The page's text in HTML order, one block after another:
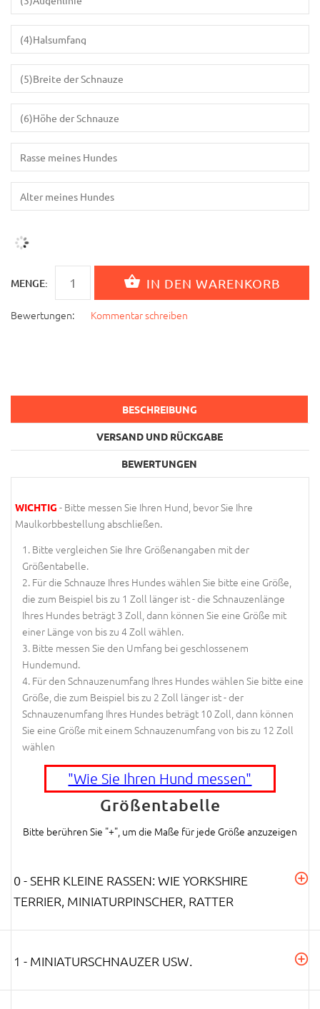
MENGE:
Bewertungen: Kommentar schreiben
BESCHREIBUNG
VERSAND UND RÜCKGABE
BEWERTUNGEN
WICHTIG - Bitte messen Sie Ihren Hund, bevor Sie Ihre
Maulkorbbestellung abschließen.
Bitte vergleichen Sie Ihre Größenangaben mit der
Größentabelle.
Für die Schnauze Ihres Hundes wählen Sie bitte eine Größe,
die zum Beispiel bis zu 1 Zoll länger ist - die Schnauzenlänge
Ihres Hundes beträgt 3 Zoll, dann können Sie eine Größe mit
einer Länge von bis zu 4 Zoll wählen.
Bitte messen Sie den Umfang bei geschlossenem
Hundemund.
Für den Schnauzenumfang Ihres Hundes wählen Sie bitte eine
Größe, die zum Beispiel bis zu 2 Zoll länger ist - der
Schnauzenumfang Ihres Hundes beträgt 10 Zoll, dann können
Sie eine Größe mit einem Schnauzenumfang von bis zu 12 Zoll
wählen
"Wie Sie Ihren Hund messen"
Größentabelle
Bitte berühren Sie "+", um die Maße für jede Größe anzuzeigen
0 - SEHR KLEINE RASSEN: WIE YORKSHIRE
TERRIER, MINIATURPINSCHER, RATTER
1 - MINIATURSCHNAUZER USW.